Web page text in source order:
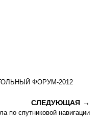
ФОРУМ-2012
СЛЕДУЮЩАЯ
по спутниковой навигации